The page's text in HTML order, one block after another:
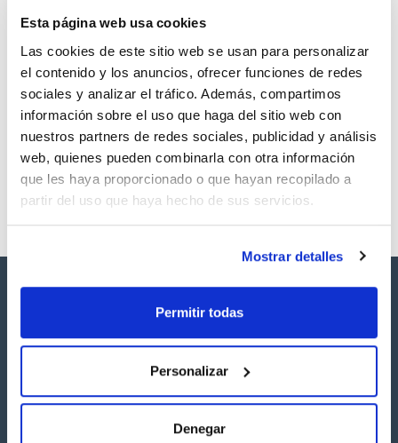
Esta página web usa cookies
Las cookies de este sitio web se usan para personalizar
el contenido y los anuncios, ofrecer funciones de redes
sociales y analizar el tráfico. Además, compartimos
información sobre el uso que haga del sitio web con
nuestros partners de redes sociales, publicidad y análisis
web, quienes pueden combinarla con otra información
que les haya proporcionado o que hayan recopilado a
partir del uso que haya hecho de sus servicios.
Mostrar detalles
Permitir todas
Personalizar
Denegar
100 mg [64-69-7]
Referencia
SB52560100
Envase
x100mg
Precio
Comprar
Disponibilidad
Ver stock
Síguenos: